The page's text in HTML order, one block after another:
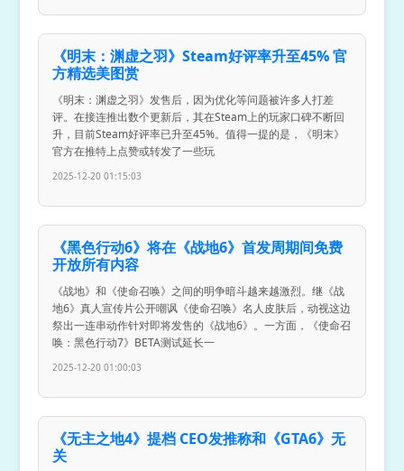
《明末：渊虚之羽》Steam好评率升至45% 官
方精选美图赏
《明末：渊虚之羽》发售后，因为优化等问题被许多人打差
评。在接连推出数个更新后，其在Steam上的玩家口碑不断回
升，目前Steam好评率已升至45%。值得一提的是，《明末》
官方在推特上点赞或转发了一些玩
2025-12-20 01:15:03
《黑色行动6》将在《战地6》首发周期间免费
开放所有内容
《战地》和《使命召唤》之间的明争暗斗越来越激烈。继《战
地6》真人宣传片公开嘲讽《使命召唤》名人皮肤后，动视这边
祭出一连串动作针对即将发售的《战地6》。一方面，《使命召
唤：黑色行动7》BETA测试延长一
2025-12-20 01:00:03
《无主之地4》提档 CEO发推称和《GTA6》无
关